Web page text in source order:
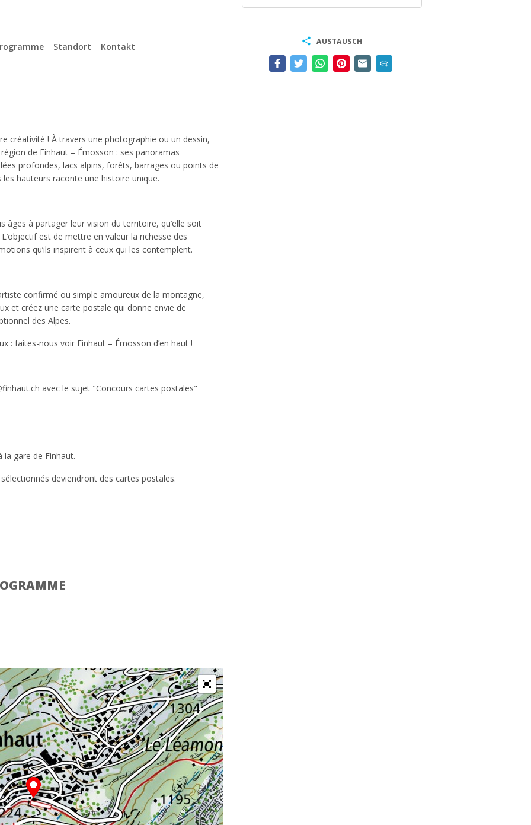
Standort Kontakt
créativité ! À travers une photographie ou un dessin,
de Finhaut – Émosson : ses panoramas
profondes, lacs alpins, forêts, barrages ou points de
hauteurs raconte une histoire unique.
âges à partager leur vision du territoire, qu’elle soit
est de mettre en valeur la richesse des
qu’ils inspirent à ceux qui les contemplent.
confirmé ou simple amoureux de la montagne,
et créez une carte postale qui donne envie de
des Alpes.
: faites-nous voir Finhaut – Émosson d’en haut !
avec le sujet "Concours cartes postales"
gare de Finhaut.
deviendront des cartes postales.
share AUSTAUSCH
add_link